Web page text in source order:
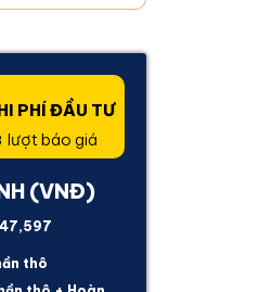
PHÍ ĐẦU TƯ
lượt báo giá
(VNĐ)
thô